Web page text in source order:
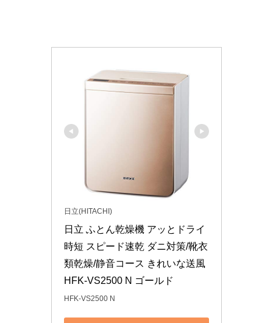
日立(HITACHI)
日立 ふとん乾燥機 アッとドライ
時短 スピード速乾 ダニ対策/靴衣
類乾燥/静音コース きれいな送風
HFK-VS2500 N ゴールド
HFK-VS2500 N